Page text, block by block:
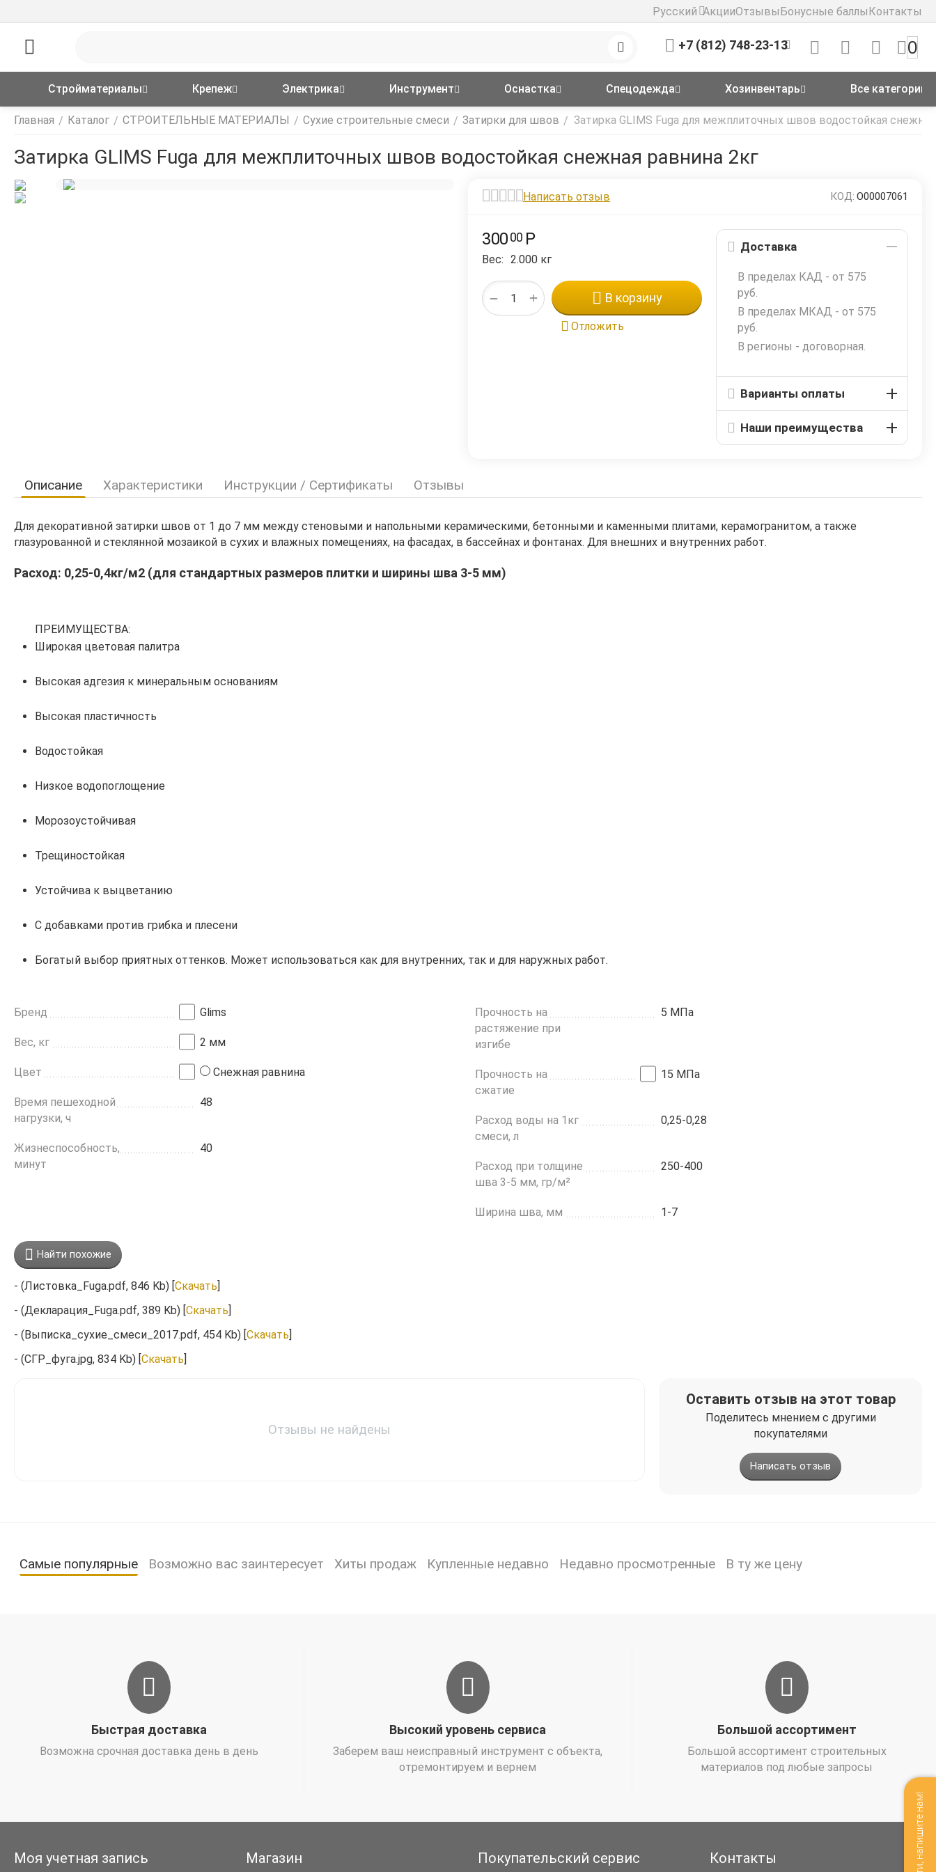
Русский АкцииОтзывыБонусные баллыКонтакты
+7 (812) 748-23-13 0
Стройматериалы Крепеж Электрика Инструмент Оснастка Спецодежда Хозинвентарь Все категории
Главная / Каталог / СТРОИТЕЛЬНЫЕ МАТЕРИАЛЫ / Сухие строительные смеси / Затирки для швов / Затирка GLIMS Fuga для межплиточных швов водостойкая
Затирка GLIMS Fuga для межплиточных швов водостойкая снежная равнина 2кг
Написать отзыв КОД: О00007061
30000 Р
Вес: 2.000 кг
+
− В корзину
Отложить
Доставка
В пределах КАД - от 575
руб.
В пределах МКАД - от 575
руб.
В регионы - договорная.
Варианты оплаты
Наши преимущества
Описание Характеристики Инструкции / Сертификаты Отзывы
Для декоративной затирки швов от 1 до 7 мм между стеновыми и напольными керамическими, бетонными и каменными плитами, керамогранитом, а также
глазурованной и стеклянной мозаикой в сухих и влажных помещениях, на фасадах, в бассейнах и фонтанах. Для внешних и внутренних работ.
Расход: 0,25-0,4кг/м2 (для стандартных размеров плитки и ширины шва 3-5 мм)
ПРЕИМУЩЕСТВА:
Широкая цветовая палитра
Высокая адгезия к минеральным основаниям
Высокая пластичность
Водостойкая
Низкое водопоглощение
Морозоустойчивая
Трещиностойкая
Устойчива к выцветанию
С добавками против грибка и плесени
Богатый выбор приятных оттенков. Может использоваться как для внутренних, так и для наружных работ.
Бренд Glims
Вес, кг 2 мм
Цвет Снежная равнина
Время пешеходной
нагрузки, ч
48
Жизнеспособность,
минут
40
Прочность на
растяжение при
изгибе
5 МПа
Прочность на
сжатие
15 МПа
Расход воды на 1кг
смеси, л
0,25-0,28
Расход при толщине
шва 3-5 мм, гр/м²
250-400
Ширина шва, мм 1-7
Найти похожие
- (Листовка_Fuga.pdf, 846 Kb) [Скачать]
- (Декларация_Fuga.pdf, 389 Kb) [Скачать]
- (Выписка_сухие_смеси_2017.pdf, 454 Kb) [Скачать]
- (СГР_фуга.jpg, 834 Kb) [Скачать]
Отзывы не найдены
Оставить отзыв на этот товар
Поделитесь мнением с другими
покупателями
Написать отзыв
Самые популярные Возможно вас заинтересует Хиты продаж Купленные недавно Недавно просмотренные В ту же цену
Быстрая доставка
Возможна срочная доставка день в день
Высокий уровень сервиса
Заберем ваш неисправный инструмент с объекта,
отремонтируем и вернем
Большой ассортимент
Большой ассортимент строительных
материалов под любые запросы
Моя учетная запись Магазин Покупательский сервис Контакты